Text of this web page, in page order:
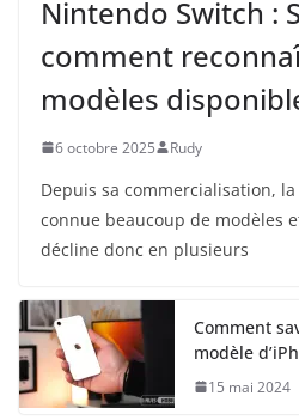
Nintendo Switch :
comment
modèles
6 octobre 2025 Rudy
Depuis sa commercialisation,
connue beaucoup de modèles
décline donc en plusieurs
Comment
modèle
15 mai 2024